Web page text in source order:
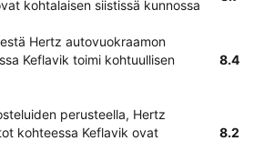
kohtalaisen siistissä kunnossa
Hertz autovuokraamon
Keflavik toimi kohtuullisen
8.4
perusteella, Hertz
kohteessa Keflavik ovat
8.2